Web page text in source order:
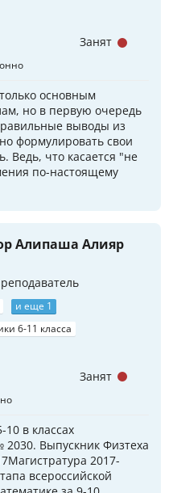
основным
но в первую очередь
выводы из
формулировать свои
Ведь, что касается "не
по-настоящему
Занят
Алипаша Алияр
и еще 1
6-11 класса
в классах
Выпускник Физтеха
2017-
всероссийской
Занят